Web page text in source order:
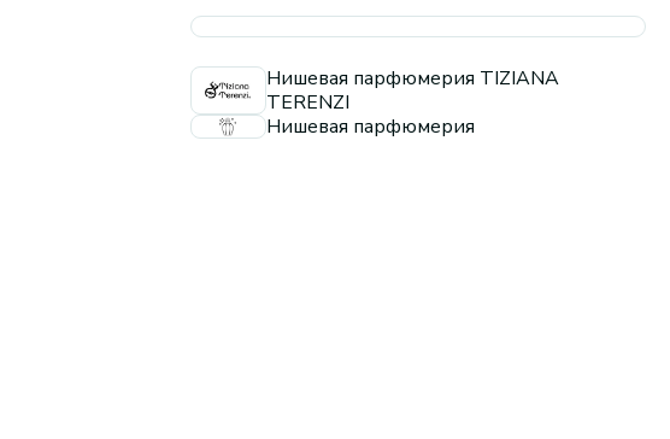
Нишевая парфюмерия TIZIANA
TERENZI
Нишевая парфюмерия